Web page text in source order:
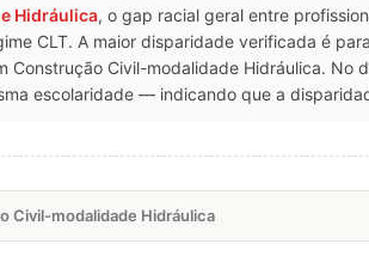
Hidráulica, o gap racial geral entre
CLT. A maior disparidade verificada é para
Construção Civil-modalidade Hidráulica. No
escolaridade — indicando que a
Civil-modalidade Hidráulica